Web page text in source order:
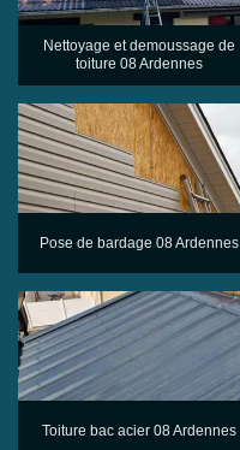
Nettoyage et demoussage de
toiture 08 Ardennes
Pose de bardage 08 Ardennes
Toiture bac acier 08 Ardennes